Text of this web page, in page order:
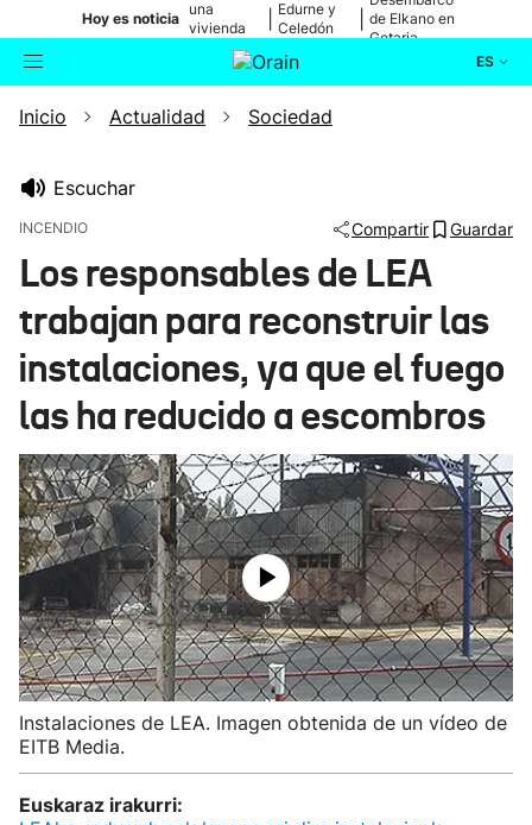
Hoy es noticia
una
vivienda
de Bilbao
Edurne y
Celedón
de Elkano en
Getaria
ES
Buscador Actualidad
Ikusmiran
Eguraldia
Inicio Actualidad Sociedad
Escuchar
INCENDIO Compartir Guardar
Los responsables de LEA
trabajan para reconstruir las
instalaciones, ya que el fuego
las ha reducido a escombros
Instalaciones de LEA. Imagen obtenida de un vídeo de
EITB Media.
Euskaraz irakurri: